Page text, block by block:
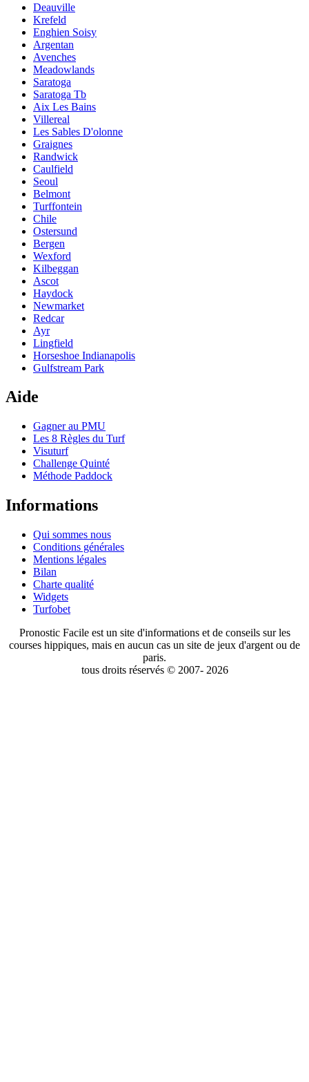
Deauville
Krefeld
Enghien Soisy
Argentan
Avenches
Meadowlands
Saratoga
Saratoga Tb
Aix Les Bains
Villereal
Les Sables D'olonne
Graignes
Randwick
Caulfield
Seoul
Belmont
Turffontein
Chile
Ostersund
Bergen
Wexford
Kilbeggan
Ascot
Haydock
Newmarket
Redcar
Ayr
Lingfield
Horseshoe Indianapolis
Gulfstream Park
Aide
Gagner au PMU
Les 8 Règles du Turf
Visuturf
Challenge Quinté
Méthode Paddock
Informations
Qui sommes nous
Conditions générales
Mentions légales
Bilan
Charte qualité
Widgets
Turfobet
Pronostic Facile est un site d'informations et de conseils sur les
courses hippiques, mais en aucun cas un site de jeux d'argent ou de
paris.
tous droits réservés © 2007- 2026